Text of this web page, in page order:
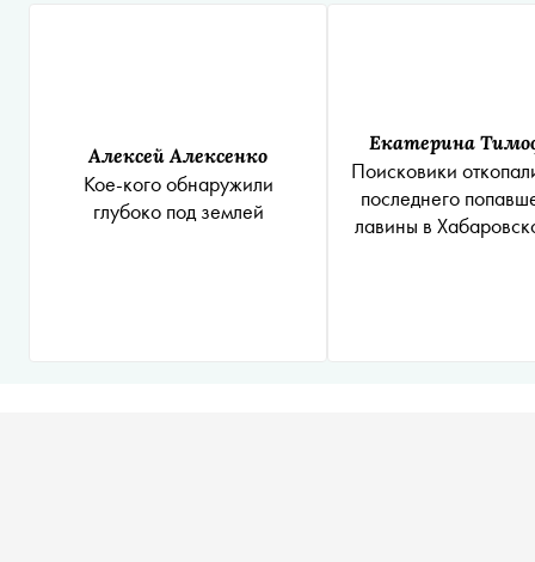
Алексей Алексенко
Кое-кого обнаружили
глубоко под землей
Екатерина
Поисковики
последнего
лавины в